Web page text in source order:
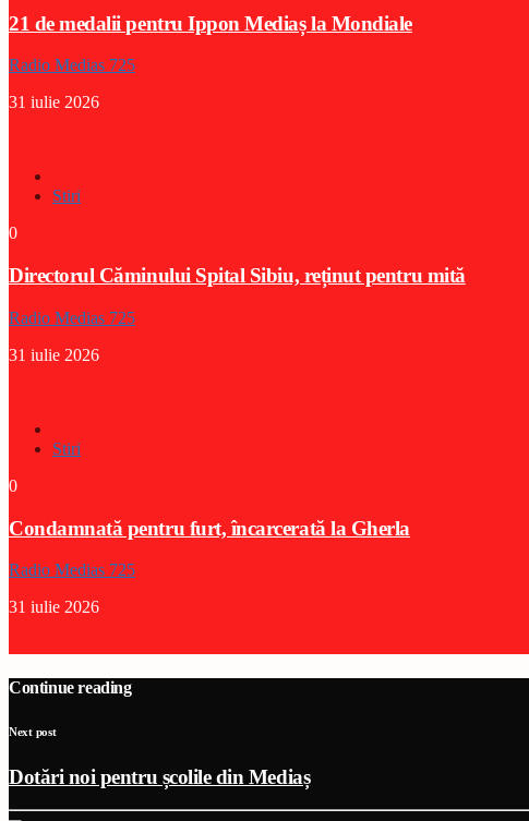
21 de medalii pentru Ippon Mediaș la Mondiale
Radio Medias 725
31 iulie 2026
Stiri
0
Directorul Căminului Spital Sibiu, reținut pentru mită
Radio Medias 725
31 iulie 2026
Stiri
0
Condamnată pentru furt, încarcerată la Gherla
Radio Medias 725
31 iulie 2026
Continue reading
Next post
Dotări noi pentru școlile din Mediaș